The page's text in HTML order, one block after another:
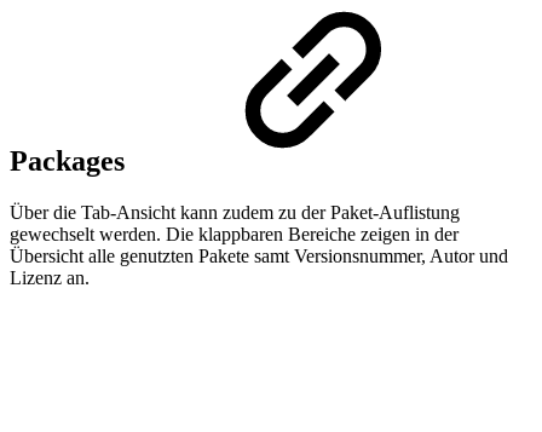
Packages
Über die Tab-Ansicht kann zudem zu der Paket-Auflistung
gewechselt werden. Die klappbaren Bereiche zeigen in der
Übersicht alle genutzten Pakete samt Versionsnummer, Autor und
Lizenz an.